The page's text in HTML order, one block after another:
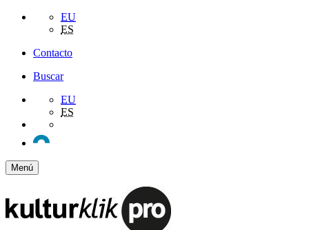
EU
ES
Contacto
Buscar
EU
ES
Menú